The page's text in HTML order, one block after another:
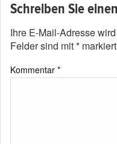
Schreiben Sie
Ihre E-Mail-Adresse
Felder sind mit*
Kommentar *